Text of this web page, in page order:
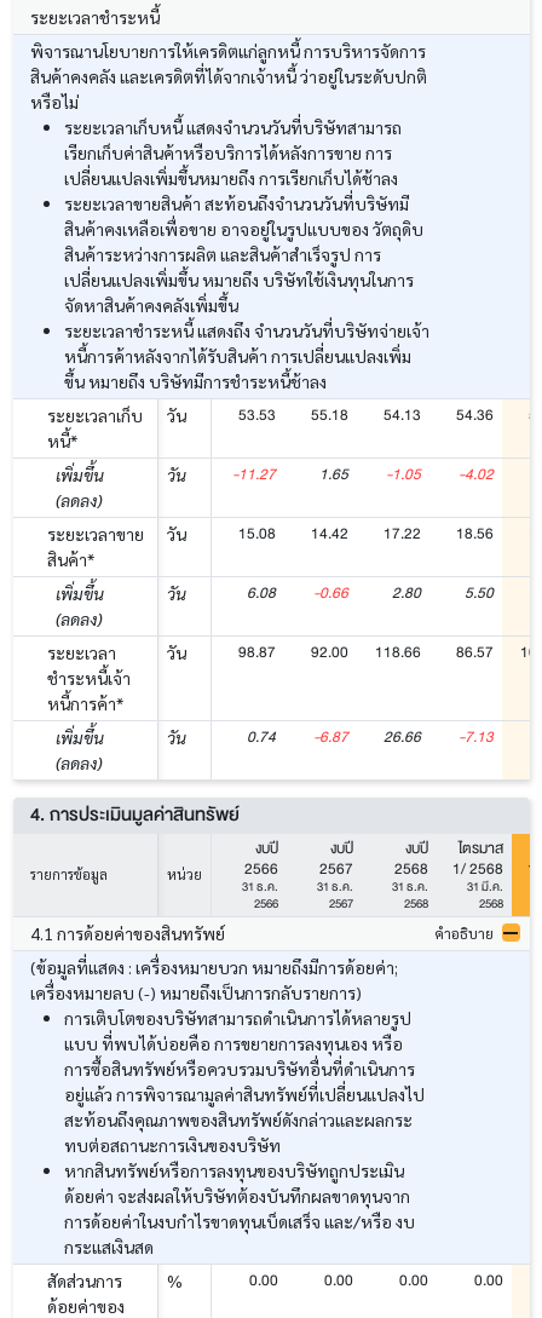
ระยะเวลาชำระหนี้
พิจารณานโยบายการให้เครดิตแก่ลูกหนี้ การบริหารจัดการ
สินค้าคงคลัง และเครดิตที่ได้จากเจ้าหนี้ ว่าอยู่ในระดับปกติ
หรือไม่
ระยะเวลาเก็บหนี้ แสดงจำนวนวันที่บริษัทสามารถ
เรียกเก็บค่าสินค้าหรือบริการได้หลังการขาย การ
เปลี่ยนแปลงเพิ่มขึ้นหมายถึง การเรียกเก็บได้ช้าลง
ระยะเวลาขายสินค้า สะท้อนถึงจำนวนวันที่บริษัทมี
สินค้าคงเหลือเพื่อขาย อาจอยู่ในรูปแบบของ วัตถุดิบ
สินค้าระหว่างการผลิต และสินค้าสำเร็จรูป การ
เปลี่ยนแปลงเพิ่มขึ้น หมายถึง บริษัทใช้เงินทุนในการ
จัดหาสินค้าคงคลังเพิ่มขึ้น
ระยะเวลาชำระหนี้ แสดงถึง จำนวนวันที่บริษัทจ่ายเจ้า
หนี้การค้าหลังจากได้รับสินค้า การเปลี่ยนแปลงเพิ่ม
ขึ้น หมายถึง บริษัทมีการชำระหนี้ช้าลง
ระยะเวลาเก็บ
หนี้*
วัน 53.53 55.18 54.13 54.36
เพิ่มขึ้น
(ลดลง)
วัน -11.27 1.65 -1.05 -4.02
ระยะเวลาขาย
สินค้า*
วัน 15.08 14.42 17.22 18.56
เพิ่มขึ้น
(ลดลง)
วัน 6.08 -0.66 2.80 5.50
ระยะเวลา
ชำระหนี้เจ้า
หนี้การค้า*
วัน 98.87 92.00 118.66 86.57
เพิ่มขึ้น
(ลดลง)
วัน 0.74 -6.87 26.66 -7.13
4. การประเมินมูลค่าสินทรัพย์
รายการข้อมูล หน่วย
งบปี
2566
31 ธ.ค.
2566
งบปี
2567
31 ธ.ค.
2567
งบปี
2568
31 ธ.ค.
2568
ไตรมาส
1/ 2568
31 มี.ค.
2568
4.1 การด้อยค่าของสินทรัพย์ คำอธิบาย
(ข้อมูลที่แสดง : เครื่องหมายบวก หมายถึงมีการด้อยค่า;
เครื่องหมายลบ (-) หมายถึงเป็นการกลับรายการ)
การเติบโตของบริษัทสามารถดำเนินการได้หลายรูป
แบบ ที่พบได้บ่อยคือ การขยายการลงทุนเอง หรือ
การซื้อสินทรัพย์หรือควบรวมบริษัทอื่นที่ดำเนินการ
อยู่แล้ว การพิจารณามูลค่าสินทรัพย์ที่เปลี่ยนแปลงไป
สะท้อนถึงคุณภาพของสินทรัพย์ดังกล่าวและผลกระ
ทบต่อสถานะการเงินของบริษัท
หากสินทรัพย์หรือการลงทุนของบริษัทถูกประเมิน
ด้อยค่า จะส่งผลให้บริษัทต้องบันทึกผลขาดทุนจาก
การด้อยค่าในงบกำไรขาดทุนเบ็ดเสร็จ และ/หรือ งบ
กระแสเงินสด
สัดส่วนการ
ด้อยค่าของ
% 0.00 0.00 0.00 0.00